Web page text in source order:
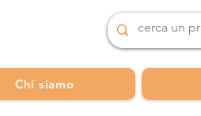
Chi siamo